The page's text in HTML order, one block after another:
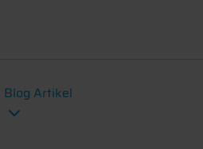
Artikel